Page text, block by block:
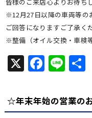
※12月27日以降の車両等の
ご回答になりますご了承く
※整備（オイル交換・車検
X Line共
☆年末年始の営業の